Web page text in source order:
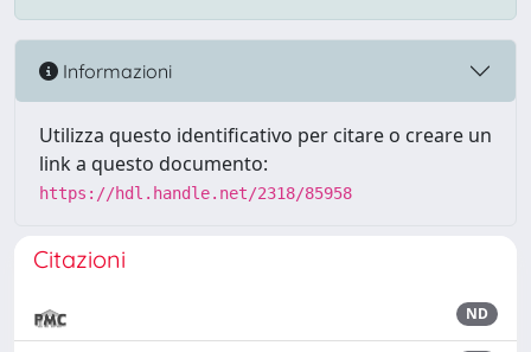
Informazioni
Utilizza questo identificativo per citare o creare un
link a questo documento:
https://hdl.handle.net/2318/85958
Citazioni
ND